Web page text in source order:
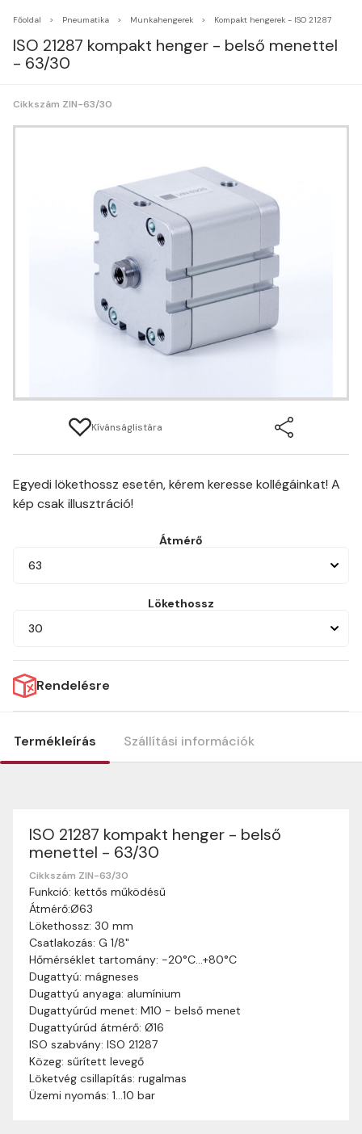
Főoldal Pneumatika Munkahengerek Kompakt hengerek - ISO 21287
ISO 21287 kompakt henger - belső menettel
- 63/30
Cikkszám ZIN-63/30
Kívánságlistára
Egyedi lökethossz esetén, kérem keresse kollégáinkat! A
kép csak illusztráció!
Átmérő
63
Lökethossz
30
Rendelésre
Termékleírás Szállítási információk
ISO 21287 kompakt henger - belső
menettel - 63/30
Cikkszám ZIN-63/30
Funkció: kettős működésű
Átmérő:Ø63
Lökethossz: 30 mm
Csatlakozás: G 1/8"
Hőmérséklet tartomány: -20°C…+80°C
Dugattyú: mágneses
Dugattyú anyaga: alumínium
Dugattyúrúd menet: M10 - belső menet
Dugattyúrúd átmérő: Ø16
ISO szabvány: ISO 21287
Közeg: sűrített levegő
Löketvég csillapítás: rugalmas
Üzemi nyomás: 1…10 bar
Szállítási információk
Nagyon köszönjük, hogy webshopunkat választottátok
vásárlásaitokhoz. Az alábbiakban megtaláljátok szállítási
információinkat, hogy a vásárlásotok gördülékenyen és
zökkenőmentesen történhessen.
Szállítási idő:
munkanapon belül kézbesítjük. Amennyiben
valamilyen okból kifolyólag a szállítás hosszabb
ideig tart, előre értesítünk benneteket.
Szállítási díj: A szállítási díj függ a termék súlyától
és a szállítási cím távolságától. A pontos szállítási
díjat a vásárlás folyamata során megtekinthetitek,
mielőtt a rendelést véglegesítitek.